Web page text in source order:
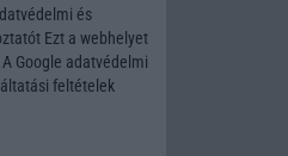
és
Ezt a webhelyet
A Google adatvédelmi
feltételek